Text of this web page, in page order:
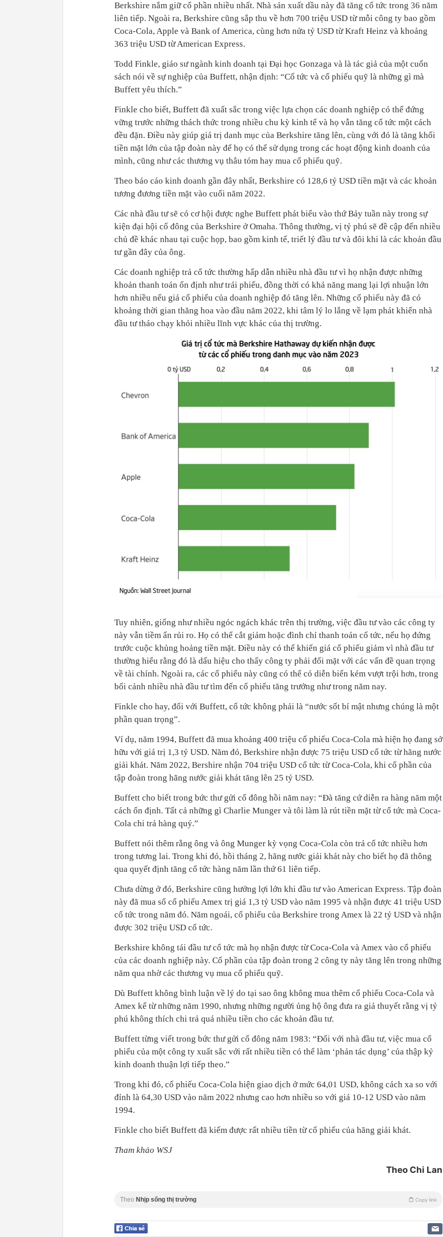
Berkshire nắm giữ cổ phần nhiều nhất. Nhà sản xuất dầu này đã tăng cổ tức trong 36 năm
liên tiếp. Ngoài ra, Berkshire cũng sắp thu về hơn 700 triệu USD từ mỗi công ty bao gồm
Coca-Cola, Apple và Bank of America, cùng hơn nửa tỷ USD từ Kraft Heinz và khoảng
363 triệu USD từ American Express.
Todd Finkle, giáo sư ngành kinh doanh tại Đại học Gonzaga và là tác giả của một cuốn
sách nói về sự nghiệp của Buffett, nhận định: “Cổ tức và cổ phiếu quỹ là những gì mà
Buffett yêu thích.”
Finkle cho biết, Buffett đã xuất sắc trong việc lựa chọn các doanh nghiệp có thể đứng
vững trước những thách thức trong nhiều chu kỳ kinh tế và họ vẫn tăng cổ tức một cách
đều đặn. Điều này giúp giá trị danh mục của Berkshire tăng lên, cùng với đó là tăng khối
tiền mặt lớn của tập đoàn này để họ có thể sử dụng trong các hoạt động kinh doanh của
mình, cũng như các thương vụ thâu tóm hay mua cổ phiếu quỹ.
Theo báo cáo kinh doanh gần đây nhất, Berkshire có 128,6 tỷ USD tiền mặt và các khoản
tương đương tiền mặt vào cuối năm 2022.
Các nhà đầu tư sẽ có cơ hội được nghe Buffett phát biểu vào thứ Bảy tuần này trong sự
kiện đại hội cổ đông của Berkshire ở Omaha. Thông thường, vị tỷ phú sẽ đề cập đến nhiều
chủ đề khác nhau tại cuộc họp, bao gồm kinh tế, triết lý đầu tư và đôi khi là các khoản đầu
tư gần đây của ông.
Các doanh nghiệp trả cổ tức thường hấp dẫn nhiều nhà đầu tư vì họ nhận được những
khoản thanh toán ổn định như trái phiếu, đồng thời có khả năng mang lại lợi nhuận lớn
hơn nhiều nếu giá cổ phiếu của doanh nghiệp đó tăng lên. Những cổ phiếu này đã có
khoảng thời gian thăng hoa vào đầu năm 2022, khi tâm lý lo lắng về lạm phát khiến nhà
đầu tư tháo chạy khỏi nhiều lĩnh vực khác của thị trường.
Tuy nhiên, giống như nhiều ngóc ngách khác trên thị trường, việc đầu tư vào các công ty
này vẫn tiềm ẩn rủi ro. Họ có thể cắt giảm hoặc đình chỉ thanh toán cổ tức, nếu họ đứng
trước cuộc khủng hoảng tiền mặt. Điều này có thể khiến giá cổ phiếu giảm vì nhà đầu tư
thường hiểu rằng đó là dấu hiệu cho thấy công ty phải đối mặt với các vấn đề quan trọng
về tài chính. Ngoài ra, các cổ phiếu này cũng có thể có diễn biến kém vượt trội hơn, trong
bối cảnh nhiều nhà đầu tư tìm đến cổ phiếu tăng trưởng như trong năm nay.
Finkle cho hay, đối với Buffett, cổ tức không phải là “nước sốt bí mật nhưng chúng là một
phần quan trọng”.
Ví dụ, năm 1994, Buffett đã mua khoảng 400 triệu cổ phiếu Coca-Cola mà hiện họ đang sở
hữu với giá trị 1,3 tỷ USD. Năm đó, Berkshire nhận được 75 triệu USD cổ tức từ hãng nước
giải khát. Năm 2022, Bershire nhận 704 triệu USD cổ tức từ Coca-Cola, khi cổ phần của
tập đoàn trong hãng nước giải khát tăng lên 25 tỷ USD.
Buffett cho biết trong bức thư gửi cổ đông hồi năm nay: “Đà tăng cứ diễn ra hàng năm một
cách ổn định. Tất cả những gì Charlie Munger và tôi làm là rút tiền mặt từ cổ tức mà Coca-
Cola chi trả hàng quý.”
Buffett nói thêm rằng ông và ông Munger kỳ vọng Coca-Cola còn trả cổ tức nhiều hơn
trong tương lai. Trong khi đó, hồi tháng 2, hãng nước giải khát này cho biết họ đã thông
qua quyết định tăng cổ tức hàng năm lần thứ 61 liên tiếp.
Chưa dừng ở đó, Berkshire cũng hưởng lợi lớn khi đầu tư vào American Express. Tập đoàn
này đã mua số cổ phiếu Amex trị giá 1,3 tỷ USD vào năm 1995 và nhận được 41 triệu USD
cổ tức trong năm đó. Năm ngoái, cổ phiếu của Berkshire trong Amex là 22 tỷ USD và nhận
được 302 triệu USD cổ tức.
Berkshire không tái đầu tư cổ tức mà họ nhận được từ Coca-Cola và Amex vào cổ phiếu
của các doanh nghiệp này. Cổ phần của tập đoàn trong 2 công ty này tăng lên trong những
năm qua nhờ các thương vụ mua cổ phiếu quỹ.
Dù Buffett không bình luận về lý do tại sao ông không mua thêm cổ phiếu Coca-Cola và
Amex kể từ những năm 1990, nhưng những người ủng hộ ông đưa ra giả thuyết rằng vị tỷ
phú không thích chi trả quá nhiều tiền cho các khoản đầu tư.
Buffett từng viết trong bức thư gửi cổ đông năm 1983: “Đối với nhà đầu tư, việc mua cổ
phiếu của một công ty xuất sắc với rất nhiều tiền có thể làm ‘phản tác dụng’ của thập kỷ
kinh doanh thuận lợi tiếp theo.”
Trong khi đó, cổ phiếu Coca-Cola hiện giao dịch ở mức 64,01 USD, không cách xa so với
đỉnh là 64,30 USD vào năm 2022 nhưng cao hơn nhiều so với giá 10-12 USD vào năm
1994.
Finkle cho biết Buffett đã kiếm được rất nhiều tiền từ cổ phiếu của hãng giải khát.
Tham khảo WSJ
Theo Chi Lan
Theo Nhịp sống thị trường Copy link